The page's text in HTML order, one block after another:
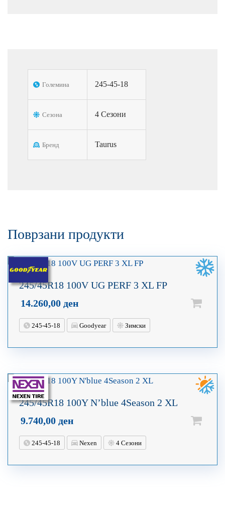
Големина 245-45-18
Сезона 4 Сезони
Бренд Taurus
Поврзани продукти
245/45R18 100V UG PERF 3 XL FP
14.260,00 ден
245-45-18 Goodyear Зимски
245/45R18 100Y N’blue 4Season 2 XL
9.740,00 ден
245-45-18 Nexen 4 Сезони